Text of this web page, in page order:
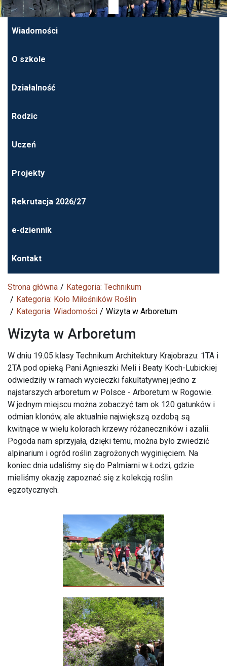
Wiadomości
O szkole
Działalność
Rodzic
Uczeń
Projekty
Rekrutacja 2026/27
e-dziennik
Kontakt
Strona główna
Kategoria: Technikum
Kategoria: Koło Miłośników Roślin
Kategoria: Wiadomości
Wizyta w Arboretum
Wizyta w Arboretum
W dniu 19.05 klasy Technikum Architektury Krajobrazu: 1TA i
2TA pod opieką Pani Agnieszki Meli i Beaty Koch-Lubickiej
odwiedziły w ramach wycieczki fakultatywnej jedno z
najstarszych arboretum w Polsce - Arboretum w Rogowie.
W jednym miejscu można zobaczyć tam ok 120 gatunków i
odmian klonów, ale aktualnie największą ozdobą są
kwitnące w wielu kolorach krzewy różaneczników i azalii.
Pogoda nam sprzyjała, dzięki temu, można było zwiedzić
alpinarium i ogród roślin zagrożonych wyginięciem. Na
koniec dnia udaliśmy się do Palmiarni w Łodzi, gdzie
mieliśmy okazję zapoznać się z kolekcją roślin
egzotycznych.